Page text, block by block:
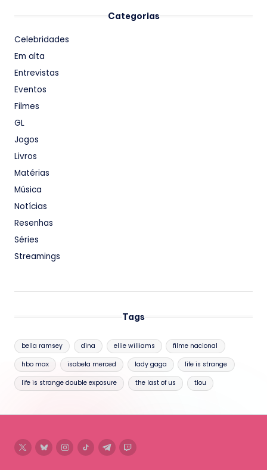
Categorias
Celebridades
Em alta
Entrevistas
Eventos
Filmes
GL
Jogos
Livros
Matérias
Música
Notícias
Resenhas
Séries
Streamings
Tags
bella ramsey dina ellie williams filme nacional
hbo max isabela merced lady gaga life is strange
life is strange double exposure the last of us tlou
twitterblueskyinstagram
tiktoktelegram
twitch